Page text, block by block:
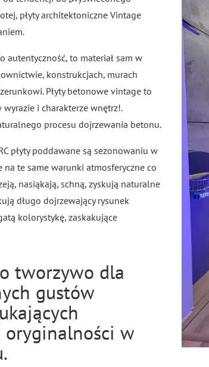
płyty architektoniczne Vintage
autentyczność, to materiał sam w
konstrukcjach, murach
Płyty betonowe vintage to
i charakterze wnętrz!.
procesu dojrzewania betonu.
płyty poddawane są sezonowaniu w
te same warunki atmosferyczne co
nasiąkają, schną, zyskują naturalne
długo dojrzewający rysunek
kolorystykę, zaskakujące
tworzywo dla
gustów
w